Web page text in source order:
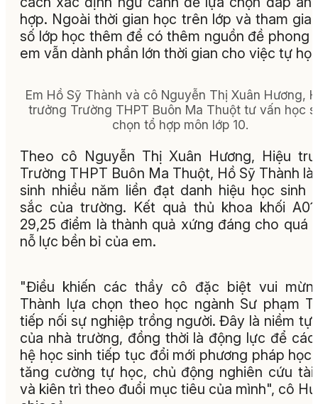
hợp. Ngoài thời gian học trên lớp và tham gia
số lớp học thêm để có thêm nguồn đề phong
em vẫn dành phần lớn thời gian cho việc tự
Em Hồ Sỹ Thành và cô Nguyễn Thị Xuân Hương,
trưởng Trường THPT Buôn Ma Thuột tư vấn học
chọn tổ hợp môn lớp 10.
Theo cô Nguyễn Thị Xuân Hương, Hiệu
Trường THPT Buôn Ma Thuột, Hồ Sỹ Thành là
sinh nhiều năm liền đạt danh hiệu học sinh
sắc của trường. Kết quả thủ khoa khối
29,25 điểm là thành quả xứng đáng cho quá
nỗ lực bền bỉ của em.
"Điều khiến các thầy cô đặc biệt vui
Thành lựa chọn theo học ngành Sư phạm
tiếp nối sự nghiệp trồng người. Đây là niềm tự
của nhà trường, đồng thời là động lực để
hệ học sinh tiếp tục đổi mới phương pháp học
tăng cường tự học, chủ động nghiên cứu tài
và kiên trì theo đuổi mục tiêu của mình", cô